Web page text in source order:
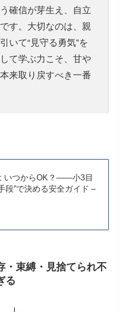
確信が芽生え、自立
す。大切なのは、親
いて“見守る勇気”を
て学ぶ力こそ、甘や
来取り戻すべき一番
いつからOK？――小3目
段”で決める安全ガイド –
・束縛・見捨てられ不
る